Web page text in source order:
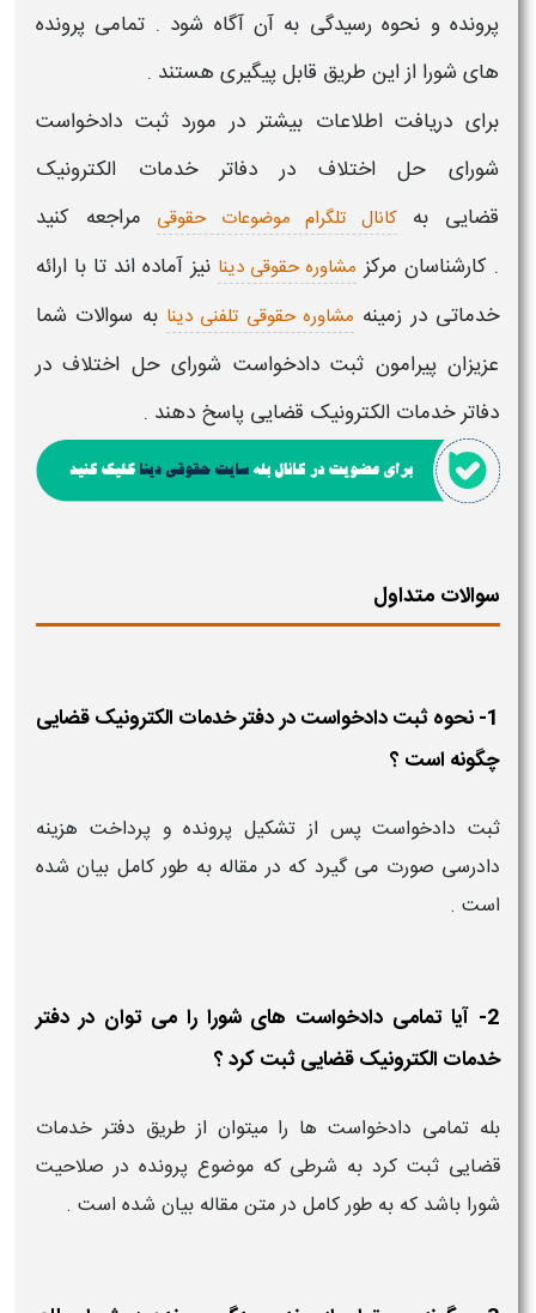
پرونده و نحوه رسیدگی به آن آگاه شود . تمامی پرونده
های شورا از این طریق قابل پیگیری هستند .
برای دریافت اطلاعات بیشتر در مورد ثبت دادخواست
شورای حل اختلاف در دفاتر خدمات الکترونیک
قضایی بهکانال تلگرام موضوعات حقوقی مراجعه کنید
. کارشناسان مرکز مشاوره حقوقی دینا نیز آماده اند تا با ارائه
خدماتی در زمینه مشاوره حقوقی تلفنی دینا به سوالات شما
عزیزان پیرامون ثبت دادخواست شورای حل اختلاف در
دفاتر خدمات الکترونیک قضایی​ پاسخ دهند .
سوالات متداول
1- نحوه ثبت دادخواست در دفتر خدمات الکترونیک قضایی
چگونه است ؟
ثبت دادخواست پس از تشکیل پرونده و پرداخت هزینه
دادرسی صورت می گیرد که در مقاله به طور کامل بیان شده
است .
2- آیا تمامی دادخواست های شورا را می توان در دفتر
خدمات الکترونیک قضایی ثبت کرد ؟
بله تمامی دادخواست ها را میتوان از طریق دفتر خدمات
قضایی ثبت کرد به شرطی که موضوع پرونده در صلاحیت
شورا باشد که به طور کامل در متن مقاله بیان شده است .